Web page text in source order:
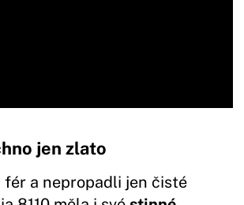
jen zlato
a nepropadli jen čisté